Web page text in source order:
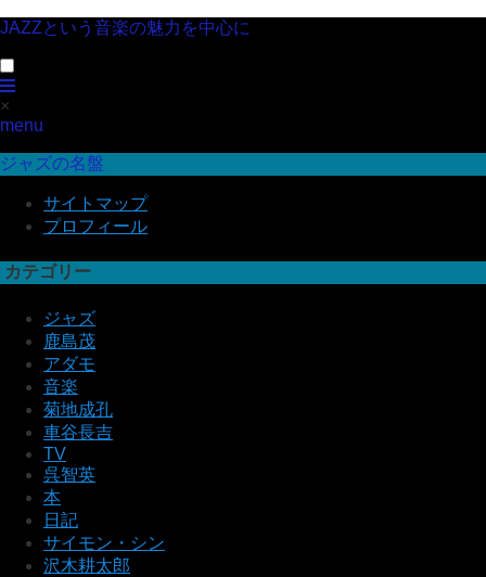
JAZZという音楽の魅力を中心に
×
menu
ジャズの名盤
サイトマップ
プロフィール
カテゴリー
ジャズ
鹿島茂
アダモ
音楽
菊地成孔
車谷長吉
TV
呉智英
本
日記
サイモン・シン
沢木耕太郎